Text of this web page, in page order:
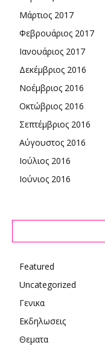
Μάρτιος 2017
Φεβρουάριος 2017
Ιανουάριος 2017
Δεκέμβριος 2016
Νοέμβριος 2016
Οκτώβριος 2016
Σεπτέμβριος 2016
Αύγουστος 2016
Ιούλιος 2016
Ιούνιος 2016
Featured
Uncategorized
Γενικα
Εκδηλωσεις
Θεματα